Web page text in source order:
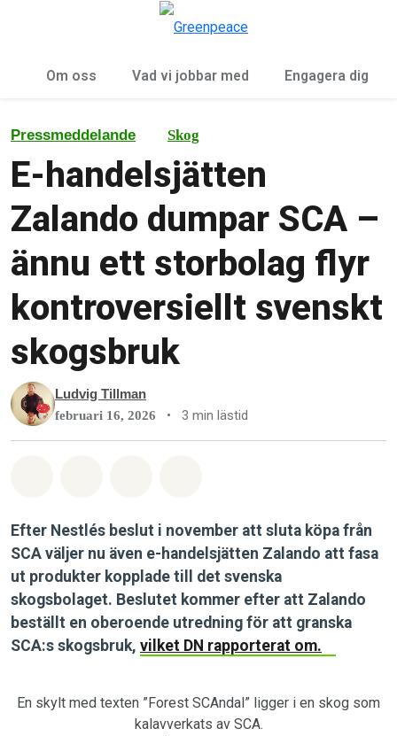
Om oss Vad vi jobbar med Engagera dig
Pressmeddelande Skog
E-handelsjätten
Zalando dumpar SCA –
ännu ett storbolag flyr
kontroversiellt svenskt
skogsbruk
Ludvig Tillman
februari 16, 2026 • 3 min lästid
Efter Nestlés beslut i november att sluta köpa från
SCA väljer nu även e-handelsjätten Zalando att fasa
ut produkter kopplade till det svenska
skogsbolaget. Beslutet kommer efter att Zalando
beställt en oberoende utredning för att granska
SCA:s skogsbruk, vilket DN rapporterat om.
En skylt med texten ”Forest SCAndal” ligger i en skog som
kalavverkats av SCA.